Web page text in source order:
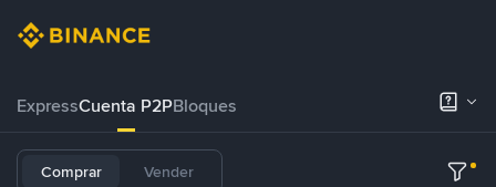
ExpressCuenta P2PBloques
Comprar Vender